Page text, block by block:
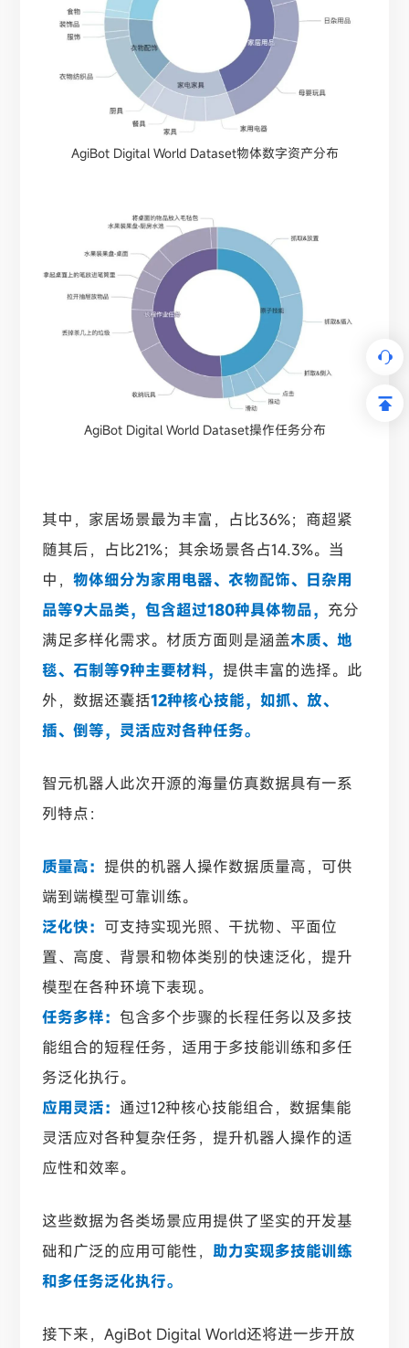
AgiBot Digital World Dataset物体数字资产分布
AgiBot Digital World Dataset操作任务分布
其中，家居场景最为丰富，占比36%；商超紧
随其后，占比21%；其余场景各占14.3%。当
中，物体细分为家用电器、衣物配饰、日杂用
品等9大品类，包含超过180种具体物品， 充分
满足多样化需求。材质方面则是涵盖木质、地
毯、石制等9种主要材料， 提供丰富的选择。此
外，数据还囊括12种核心技能，如抓、放、
插、倒等，灵活应对各种任务。
智元机器人此次开源的海量仿真数据具有一系
列特点：
质量高： 提供的机器人操作数据质量高，可供
端到端模型可靠训练。
泛化快： 可支持实现光照、干扰物、平面位
置、高度、背景和物体类别的快速泛化，提升
模型在各种环境下表现。
任务多样： 包含多个步骤的长程任务以及多技
能组合的短程任务，适用于多技能训练和多任
务泛化执行。
应用灵活： 通过12种核心技能组合，数据集能
灵活应对各种复杂任务，提升机器人操作的适
应性和效率。
这些数据为各类场景应用提供了坚实的开发基
础和广泛的应用可能性，助力实现多技能训练
和多任务泛化执行。
接下来，AgiBot Digital World还将进一步开放